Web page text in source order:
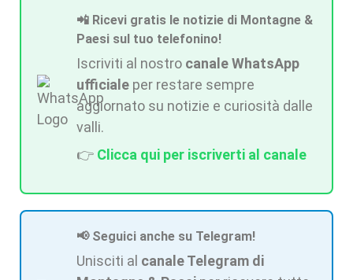
📲 Ricevi gratis le notizie di Montagne &
Paesi sul tuo telefonino!
Iscriviti al nostro canale WhatsApp
ufficiale per restare sempre
aggiornato su notizie e curiosità dalle
valli.
👉 Clicca qui per iscriverti al canale
📢 Seguici anche su Telegram!
Unisciti al canale Telegram di